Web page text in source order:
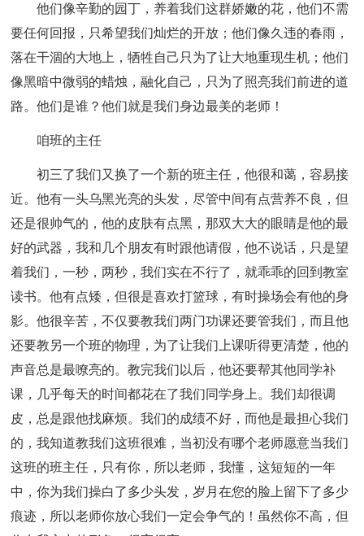
他们像辛勤的园丁，养着我们这群娇嫩的花，他们不需
要任何回报，只希望我们灿烂的开放；他们像久违的春雨，
落在干涸的大地上，牺牲自己只为了让大地重现生机；他们
像黑暗中微弱的蜡烛，融化自己，只为了照亮我们前进的道
路。他们是谁？他们就是我们身边最美的老师！
咱班的主任
初三了我们又换了一个新的班主任，他很和蔼，容易接
近。他有一头乌黑光亮的头发，尽管中间有点营养不良，但
还是很帅气的，他的皮肤有点黑，那双大大的眼睛是他的最
好的武器，我和几个朋友有时跟他请假，他不说话，只是望
着我们，一秒，两秒，我们实在不行了，就乖乖的回到教室
读书。他有点矮，但很是喜欢打篮球，有时操场会有他的身
影。他很辛苦，不仅要教我们两门功课还要管我们，而且他
还要教另一个班的物理，为了让我们上课听得更清楚，他的
声音总是最嘹亮的。教完我们以后，他还要帮其他同学补
课，几乎每天的时间都花在了我们同学身上。我们却很调
皮，总是跟他找麻烦。我们的成绩不好，而他是最担心我们
的，我知道教我们这班很难，当初没有哪个老师愿意当我们
这班的班主任，只有你，所以老师，我懂，这短短的一年
中，你为我们操白了多少头发，岁月在您的脸上留下了多少
痕迹，所以老师你放心我们一定会争气的！虽然你不高，但